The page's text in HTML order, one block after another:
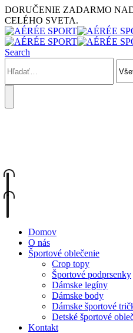
DORUČENIE ZADARMO
CELÉHO SVETA.
Search
Domov
O nás
Športové oblečenie
Crop topy
Športové podprsenky
Dámske legíny
Dámske body
Dámske športové
Detské športové
Kontakt